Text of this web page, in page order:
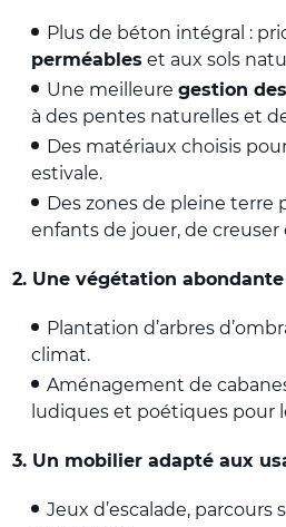
Plus de béton intégral :
perméables et aux sols
Une meilleuregestion
à des pentes naturelles et
Des matériaux choisis
estivale.
Des zones de pleine terre
enfants de jouer, de creuser
2. Une végétation
Plantation d’arbres
climat.
Aménagement de
ludiques et poétiques pour
3. Un mobilier adapté aux
Jeux d’escalade, parcours